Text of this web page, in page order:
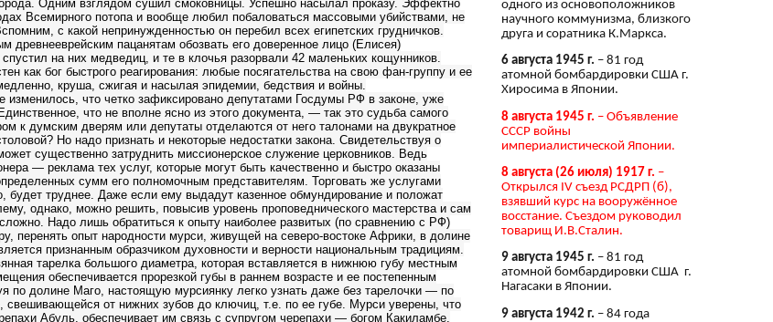
Одним взглядом сушил смоковницы. Успешно насылал проказу. Эффектно
Всемирного потопа и вообще любил побаловаться массовыми убийствами, не
с какой непринужденностью он перебил всех египетских грудничков.
древнееврейским пацанятам обозвать его доверенное лицо (Елисея)
на них медведиц, и те в клочья разорвали 42 маленьких кощунников.
как бог быстрого реагирования: любые посягательства на свою фан-группу и ее
круша, сжигая и насылая эпидемии, бедствия и войны.
изменилось, что четко зафиксировано депутатами Госдумы РФ в законе, уже
что не вполне ясно из этого документа, — так это судьба самого
к думским дверям или депутаты отделаются от него талонами на двукратное
Но надо признать и некоторые недостатки закона. Свидетельствуя о
существенно затруднить миссионерское служение церковников. Ведь
— реклама тех услуг, которые могут быть качественно и быстро оказаны
сумм его полномочным представителям. Торговать же услугами
будет труднее. Даже если ему выдадут казенное обмундирование и положат
однако, можно решить, повысив уровень проповеднического мастерства и сам
Надо лишь обратиться к опыту наиболее развитых (по сравнению с РФ)
перенять опыт народности мурси, живущей на северо-востоке Африки, в долине
признанным образчиком духовности и верности национальным традициям.
тарелка большого диаметра, которая вставляется в нижнюю губу местным
обеспечивается прорезкой губы в раннем возрасте и ее постепенным
по долине Маго, настоящую мурсиянку легко узнать даже без тарелочки — по
свешивающейся от нижних зубов до ключиц, т.е. по ее губе. Мурси уверены, что
Абуль, обеспечивает им связь с супругом черепахи — богом Какиламбе.
одного из основоположников
научного коммунизма, близкого
друга и соратника К.Маркса.
6 августа 1945 г. – 81 год
атомной бомбардировки США г.
Хиросима в Японии.
8 августа 1945 г. – Объявление
СССР войны
империалистической Японии.
8 августа (26 июля) 1917 г. –
Открылся IV съезд РСДРП (б),
взявший курс на вооружённое
восстание. Съездом руководил
товарищ И.В.Сталин.
9 августа 1945 г. – 81 год
атомной бомбардировки США г.
Нагасаки в Японии.
9 августа 1942 г. – 84 года